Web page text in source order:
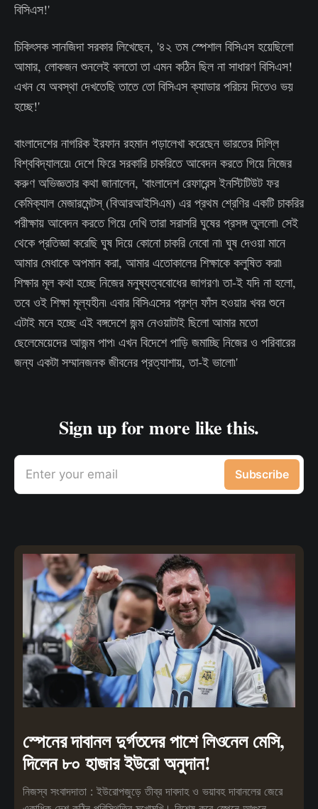
বিসিএস!'
চিকিৎসক সানজিদা সরকার লিখেছেন, '৪২ তম স্পেশাল বিসিএস হয়েছিলো
আমার, লোকজন শুনলেই বলতো তা এমন কঠিন ছিল না সাধারণ বিসিএস!
এখন যে অবস্থা দেখতেছি তাতে তো বিসিএস ক্যাডার পরিচয় দিতেও ভয়
হচ্ছে!'
বাংলাদেশের নাগরিক ইরফান রহমান পড়ালেখা করেছেন ভারতের দিল্লি
বিশ্ববিদ্যালয়ে৷ দেশে ফিরে সরকারি চাকরিতে আবেদন করতে গিয়ে নিজের
করুণ অভিজ্ঞতার কথা জানালেন, 'বাংলাদেশ রেফারেন্স ইনস্টিটিউট ফর
কেমিক্যাল মেজারমেন্টস্ (বিআরআইসিএম) এর প্রথম শ্রেণির একটি চাকরির
পরীক্ষায় আবেদন করতে গিয়ে দেখি তারা সরাসরি ঘুষের প্রসঙ্গ তুললো৷ সেই
থেকে প্রতিজ্ঞা করেছি ঘুষ দিয়ে কোনো চাকরি নেবো না৷ ঘুষ দেওয়া মানে
আমার মেধাকে অপমান করা, আমার এতোকালের শিক্ষাকে কলুষিত করা৷
শিক্ষার মূল কথা হচ্ছে নিজের মনুষ্যত্ববোধের জাগরণ৷ তা-ই যদি না হলো,
তবে ওই শিক্ষা মূল্যহীন৷ এবার বিসিএসের প্রশ্ন ফাঁস হওয়ার খবর শুনে
এটাই মনে হচ্ছে এই বঙ্গদেশে জন্ম নেওয়াটাই ছিলো আমার মতো
ছেলেমেয়েদের আজন্ম পাপ৷ এখন বিদেশে পাড়ি জমাচ্ছি নিজের ও পরিবারের
জন্য একটা সম্মানজনক জীবনের প্রত্যাশায়, তা-ই ভালো৷'
Sign up for more like this.
Enter your email Subscribe
স্পেনের দাবানল দুর্গতদের পাশে লিওনেল মেসি,
দিলেন ৮০ হাজার ইউরো অনুদান!
নিজস্ব সংবাদদাতা : ইউরোপজুড়ে তীব্র দাবদাহ ও ভয়াবহ দাবানলের জেরে